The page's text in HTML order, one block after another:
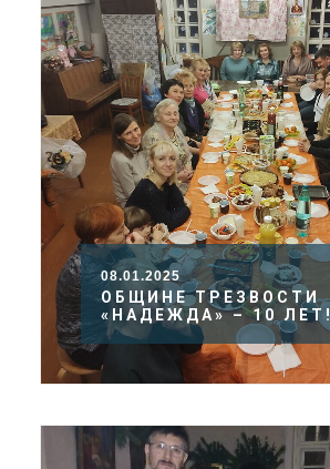
08.01.2025
ОБЩИНЕ ТРЕЗВОСТИ
«НАДЕЖДА» – 10 ЛЕТ!